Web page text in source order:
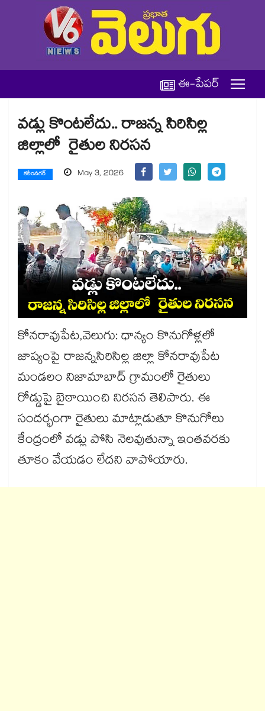
ఈ-పేపర్
వడ్లు కొంటలేదు.. రాజన్న సిరిసిల్ల
జిల్లాలో రైతుల నిరసన
కరీంనగర్ May 3, 2026
కోనరావుపేట,వెలుగు: ధాన్యం కొనుగోళ్లలో
జాప్యంపై రాజన్నసిరిసిల్ల జిల్లా కోనరావుపేట
మండలం నిజామాబాద్​ గ్రామంలో రైతులు
రోడ్డుపై బైఠాయించి నిరసన తెలిపారు. ఈ
సందర్భంగా రైతులు మాట్లాడుతూ కొనుగోలు
కేంద్రంలో వడ్లు పోసి నెలవుతున్నా ఇంతవరకు
తూకం వేయడం లేదని వాపోయారు.